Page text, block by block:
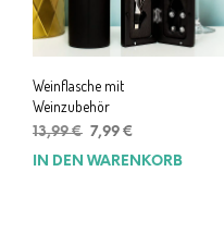
Weinflasche mit
Weinzubehör
13,99€ Ursprünglicher
Preis
7,99 €
Preis
IN DEN WARENKORB